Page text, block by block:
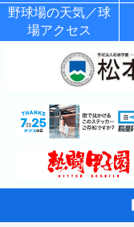
野球場の天気／球
場アクセス